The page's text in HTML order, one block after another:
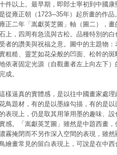
件以上。最早期，即郎士寧初到中國康
從雍正朝（1723─35年）起所畫的作品
正二年「嵩獻英芝圖」軸（圖二），
上，四周有急流與古松。品種特別的
者的讚美與祝福之意。圖中的主題物
粗糙、靈芝如花朵般的凹面、松幹的
依著固定光源（自觀畫者左上向左下
成。
逼真的實體感，是以往中國畫家處理
鳥題材，有的是以墨線勾描，有的是
表現上，仍是取其用筆用墨的趣味、
感。「嵩獻英芝圖」雖然是中題西畫
霧掩閉而不另作深入空間的表現，雖
繪畫常見的留白表現上，可說是在中